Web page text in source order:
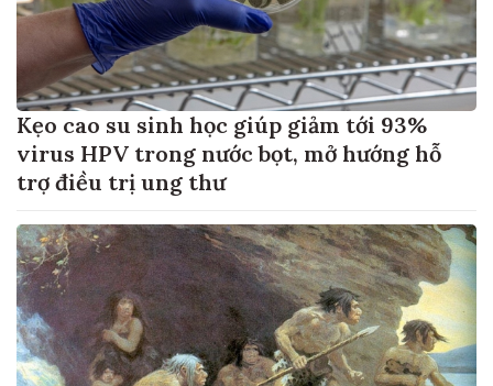
Kẹo cao su sinh học giúp giảm tới 93%
virus HPV trong nước bọt, mở hướng hỗ
trợ điều trị ung thư